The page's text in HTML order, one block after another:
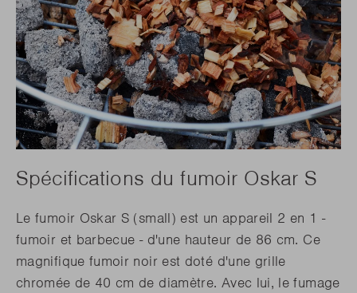
Spécifications du fumoir Oskar S
Le fumoir Oskar S (small) est un appareil 2 en 1 -
fumoir et barbecue - d'une hauteur de 86 cm. Ce
magnifique fumoir noir est doté d'une grille
chromée de 40 cm de diamètre. Avec lui, le fumage